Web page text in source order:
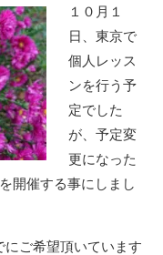
１０月１
日、東京で
個人レッス
ンを行う予
定でした
が、予定変
更になった
開催する事にしまし
にご希望頂いています